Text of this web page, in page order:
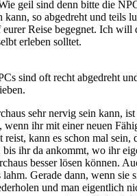
geil sind denn bitte die
kann, so abgedreht und teils
Reise begegnet. Ich will
erleben solltet.
sind oft recht abgedreht
sehr nervig sein kann,
wenn ihr mit einer neuen
reist, kann es schon mal sein,
bis ihr da ankommt, wo ihr
besser lösen können.
lahm. Gerade dann, wenn sie
und man eigentlich